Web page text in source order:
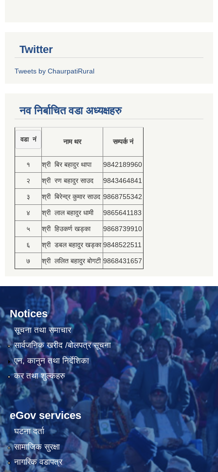
Twitter
Tweets by ChaurpatiRural
नव निर्बाचित वडा अध्यक्षहरु
वडा नं नाम थर सम्पर्क नं
१ श्री बिर बहादुर थापा 9842189960
२ श्री रण बहादुर साउद 9843464841
३ श्री बिरेन्द्र कुमार साउद 9868755342
४ श्री लाल बहादुर धामी 9865641183
५ श्री हिउकर्ण खड्का 9868739910
६ श्री डबल बहादुर खड्का 9848522511
७ श्री ललित बहादुर बोगटी 9868431657
Notices
सूचना तथा समाचार
सार्वजनिक खरीद /बोलपत्र सूचना
एन, कानुन तथा निर्देशिका
कर तथा शुल्कहरु
eGov services
घटना दर्ता
सामाजिक सुरक्षा
नागरिक वडापत्र